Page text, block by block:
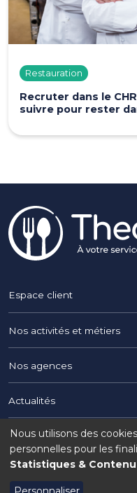
Restauration
Recruter dans le
suivre pour rester
Espace client
Nos activités et métiers
Nos agences
Actualités
Copyright © 2026
Legal menu
Mentions légales
Utilisation
des
Nous utilisons des
personnelles pour les
Statistiques &